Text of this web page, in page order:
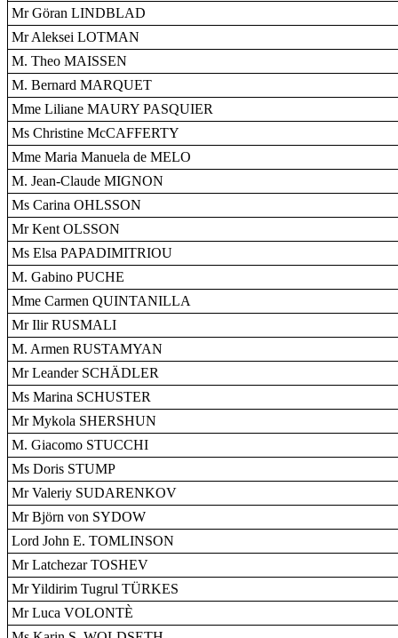
Mr Göran LINDBLAD
Mr Aleksei LOTMAN
M. Theo MAISSEN
M. Bernard MARQUET
Mme Liliane MAURY PASQUIER
Ms Christine McCAFFERTY
Mme Maria Manuela de MELO
M. Jean-Claude MIGNON
Ms Carina OHLSSON
Mr Kent OLSSON
Ms Elsa PAPADIMITRIOU
M. Gabino PUCHE
Mme Carmen QUINTANILLA
Mr Ilir RUSMALI
M. Armen RUSTAMYAN
Mr Leander SCHÄDLER
Ms Marina SCHUSTER
Mr Mykola SHERSHUN
M. Giacomo STUCCHI
Ms Doris STUMP
Mr Valeriy SUDARENKOV
Mr Björn von SYDOW
Lord John E. TOMLINSON
Mr Latchezar TOSHEV
Mr Yildirim Tugrul TÜRKES
Mr Luca VOLONTÈ